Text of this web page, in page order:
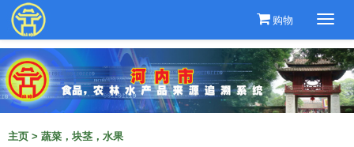
购物
主页 > 蔬菜，块茎，水果